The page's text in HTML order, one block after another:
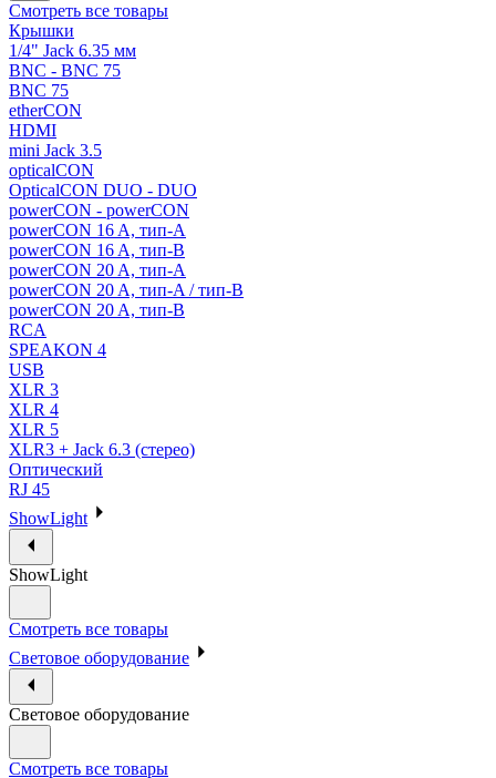
Смотреть все товары
Крышки
1/4" Jack 6.35 мм
BNC - BNC 75
BNC 75
etherCON
HDMI
mini Jack 3.5
opticalCON
OpticalCON DUO - DUO
powerCON - powerCON
powerCON 16 A, тип-A
powerCON 16 A, тип-B
powerCON 20 A, тип-A
powerCON 20 A, тип-A / тип-В
powerCON 20 A, тип-B
RCA
SPEAKON 4
USB
XLR 3
XLR 4
XLR 5
XLR3 + Jack 6.3 (стерео)
Оптический
RJ 45
ShowLight
ShowLight
Смотреть все товары
Световое оборудование
Световое оборудование
Смотреть все товары